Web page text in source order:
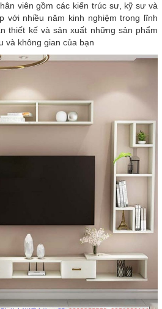
viên gồm các kiến trúc sư, kỹ sư và
với nhiều năm kinh nghiệm trong lĩnh
thiết kế và sản xuất những sản phẩm
và không gian của bạn